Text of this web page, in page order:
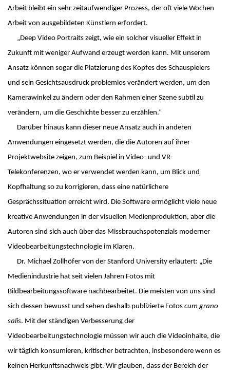
Arbeit bleibt ein sehr zeitaufwendiger Prozess, der oft viele Wochen
Arbeit von ausgebildeten Künstlern erfordert.
„Deep Video Portraits zeigt, wie ein solcher visueller Effekt in
Zukunft mit weniger Aufwand erzeugt werden kann. Mit unserem
Ansatz können sogar die Platzierung des Kopfes des Schauspielers
und sein Gesichtsausdruck problemlos verändert werden, um den
Kamerawinkel zu ändern oder den Rahmen einer Szene subtil zu
verändern, um die Geschichte besser zu erzählen.“
Darüber hinaus kann dieser neue Ansatz auch in anderen
Anwendungen eingesetzt werden, die die Autoren auf ihrer
Projektwebsite zeigen, zum Beispiel in Video- und VR-
Telekonferenzen, wo er verwendet werden kann, um Blick und
Kopfhaltung so zu korrigieren, dass eine natürlichere
Gesprächssituation erreicht wird. Die Software ermöglicht viele neue
kreative Anwendungen in der visuellen Medienproduktion, aber die
Autoren sind sich auch über das Missbrauchspotenzials moderner
Videobearbeitungstechnologie im Klaren.
Dr. Michael Zollhöfer von der Stanford University erläutert: „Die
Medienindustrie hat seit vielen Jahren Fotos mit
Bildbearbeitungssoftware nachbearbeitet. Die meisten von uns sind
sich dessen bewusst und sehen deshalb publizierte Fotos cum grano
salis. Mit der ständigen Verbesserung der
Videobearbeitungstechnologie müssen wir auch die Videoinhalte, die
wir täglich konsumieren, kritischer betrachten, insbesondere wenn es
keinen Herkunftsnachweis gibt. Wir glauben, dass der Bereich der